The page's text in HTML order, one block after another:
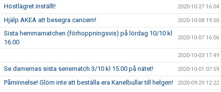
Höstlägret inställt! 2020-10-27 16:04
Hjälp AKEA att besegra cancern! 2020-10-08 19:50
Sista hemmamatchen (förhoppningsvis) på lördag 10/10 kl
16.00
2020-10-07 16:06
2020-10-03 17:49
Se damernas sista seriematch 3/10 kl 15.00 på nätet! 2020-10-01 07:59
Påminnelse! Glöm inte att beställa era Kanelbullar till helgen! 2020-09-29 12:22